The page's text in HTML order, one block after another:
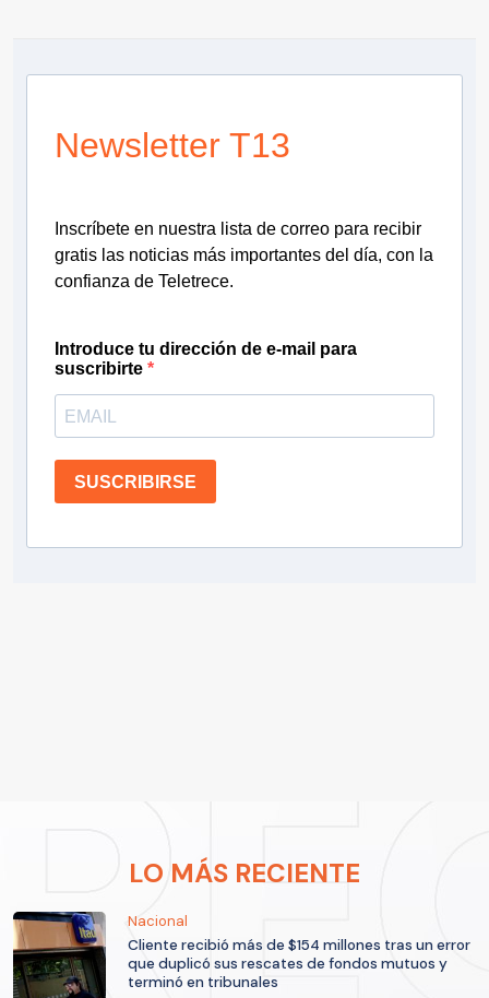
Newsletter T13
Inscríbete en nuestra lista de correo para recibir
gratis las noticias más importantes del día, con la
confianza de Teletrece.
Introduce tu dirección de e-mail para
suscribirte
SUSCRIBIRSE
LO MÁS RECIENTE
Nacional
Cliente recibió más de $154 millones tras un error
que duplicó sus rescates de fondos mutuos y
terminó en tribunales